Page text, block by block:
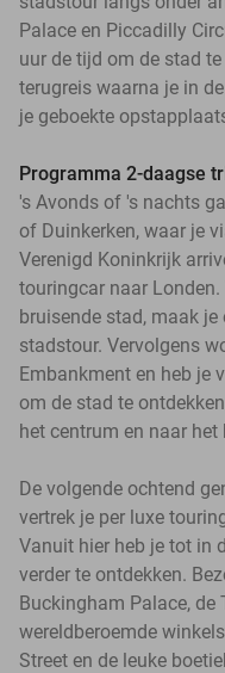
Palace en Piccadilly
uur de tijd om de stad
terugreis waarna je in
je geboekte
Programma 2-daagse
's Avonds of 's nachts
of Duinkerken, waar je
Verenigd Koninkrijk
touringcar naar
bruisende stad, maak
stadstour. Vervolgens
Embankment en heb je
om de stad te
het centrum en naar het
De volgende ochtend
vertrek je per luxe
Vanuit hier heb je tot in
verder te ontdekken.
Buckingham Palace, de
wereldberoemde
Street en de leuke